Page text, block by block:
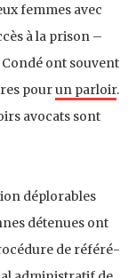
femmes avec
à la prison –
ont souvent
pourun parloir.
avocats sont
déplorables
détenues ont
de référé-